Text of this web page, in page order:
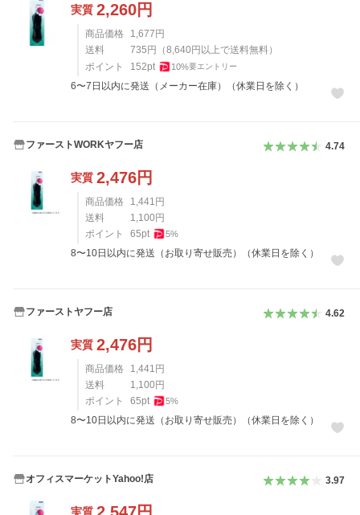
実質 2,260円
商品価格 1,677 円
送料
735 円 （8,640 円以上で送料無料）
ポイント
152pt 10%要エントリー
6〜7日以内に発送（メーカー在庫）（休業日を除く）
ファーストWORKヤフー店 4.74
実質 2,476円
商品価格 1,441 円
送料
1,100 円
ポイント
65pt 5%
8〜10日以内に発送（お取り寄せ販売）（休業日を除く）
ファーストヤフー店 4.62
実質 2,476円
商品価格 1,441 円
送料
1,100 円
ポイント
65pt 5%
8〜10日以内に発送（お取り寄せ販売）（休業日を除く）
オフィスマーケットYahoo!店 3.97
実質